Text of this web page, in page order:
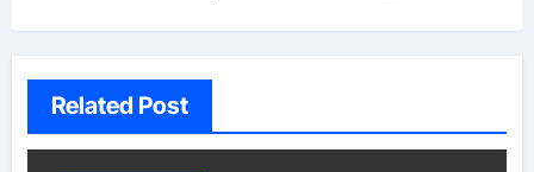
Related Post